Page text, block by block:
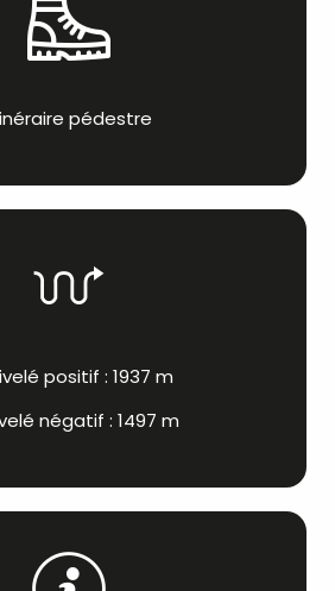
pédestre
positif : 1937 m
négatif : 1497 m